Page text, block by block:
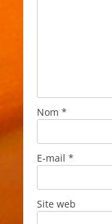
Nom *
E-mail *
Site web